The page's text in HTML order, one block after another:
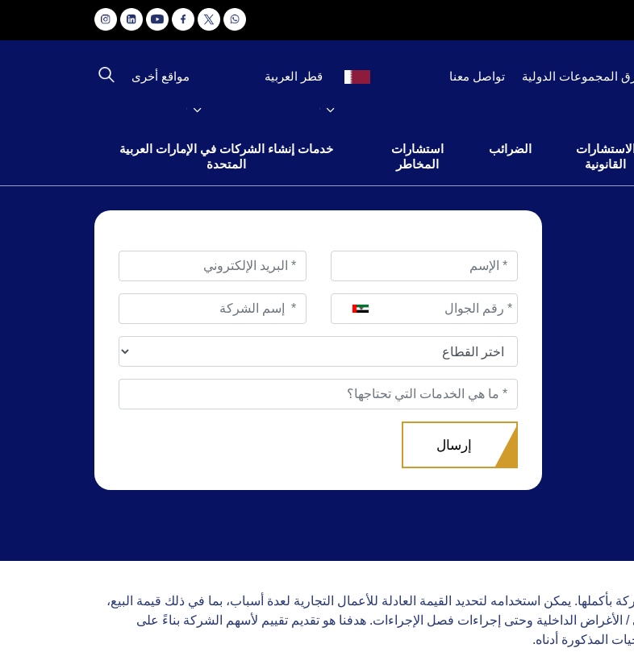
المجموعات الدولية تواصل معنا قطر العربية مواقع أخرى
الاستشارات
القانونية
الضرائب
استشارات
المخاطر
خدمات إنشاء الشركات في الإمارات العربية
المتحدة
بأكملها. يمكن استخدامه لتحديد القيمة العادلة للأعمال التجارية لعدة أسباب، بما في ذلك قيمة البيع،
الداخلية وحتى إجراءات فصل الإجراءات. هدفنا هو تقديم تقييم لأسهم الشركة بناءً على
المذكورة أدناه.